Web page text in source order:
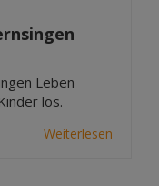
Leben
los.
Weiterlesen